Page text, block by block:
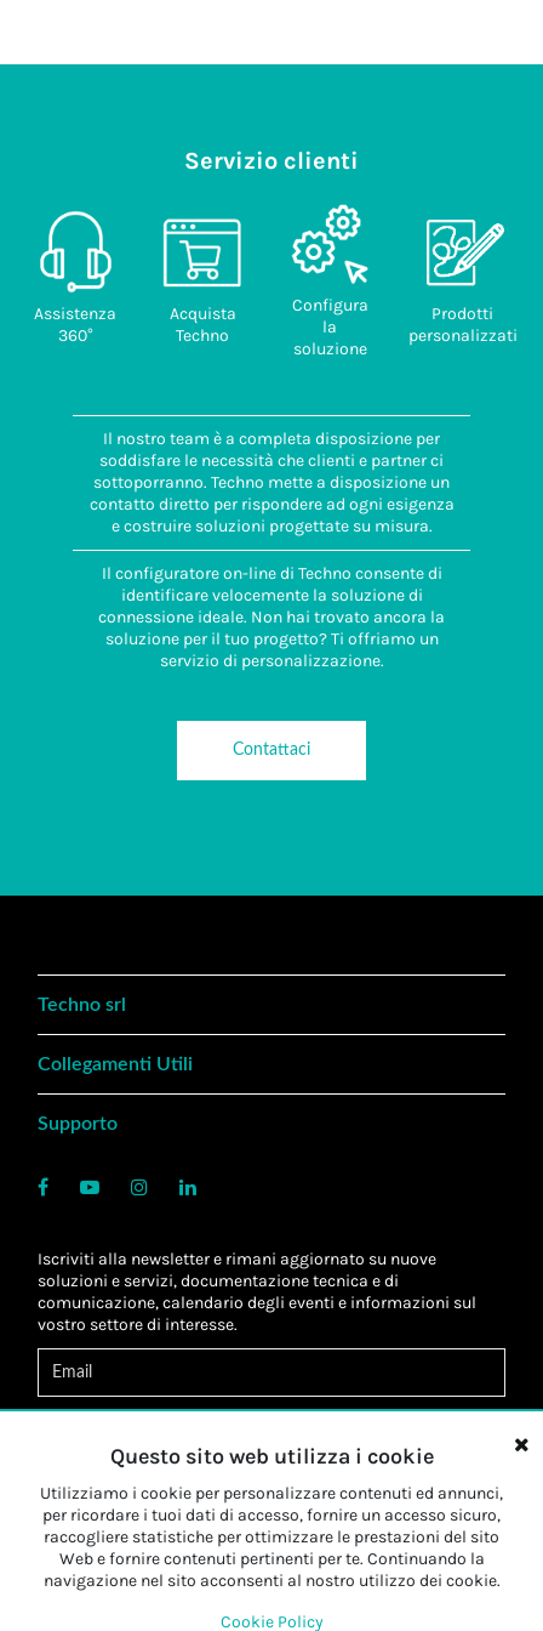
Servizio clienti
Assistenza
360°
Acquista
Techno
Configura
la
soluzione
Prodotti
personalizzati
Il nostro team è a completa disposizione per
soddisfare le necessità che clienti e partner ci
sottoporranno. Techno mette a disposizione un
contatto diretto per rispondere ad ogni esigenza
e costruire soluzioni progettate su misura.
Il configuratore on-line di Techno consente di
identificare velocemente la soluzione di
connessione ideale. Non hai trovato ancora la
soluzione per il tuo progetto? Ti offriamo un
servizio di personalizzazione.
Contattaci
Techno srl
Collegamenti Utili
Supporto
Iscriviti alla newsletter e rimani aggiornato su nuove
soluzioni e servizi, documentazione tecnica e di
comunicazione, calendario degli eventi e informazioni sul
vostro settore di interesse.
Letta l'informativa, autorizzo altrattamento dei miei dati
personali*
Letta l'informativa, autorizzo al trattamento dei miei dati
personali a fini dimarketing*
Iscriviti
Questo sito web utilizza i cookie
Utilizziamo i cookie per personalizzare contenuti ed annunci,
per ricordare i tuoi dati di accesso, fornire un accesso sicuro,
raccogliere statistiche per ottimizzare le prestazioni del sito
Web e fornire contenuti pertinenti per te. Continuando la
navigazione nel sito acconsenti al nostro utilizzo dei cookie.
Cookie Policy